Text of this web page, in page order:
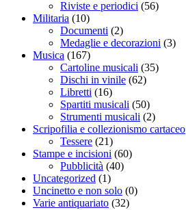
Riviste e periodici (56)
Militaria (10)
Documenti (2)
Medaglie e decorazioni (3)
Musica (167)
Cartoline musicali (35)
Dischi in vinile (62)
Libretti (16)
Spartiti musicali (50)
Strumenti musicali (2)
Scripofilia e collezionismo cartaceo
Tessere (21)
Stampe e incisioni (60)
Pubblicità (40)
Uncategorized (1)
Uncinetto e non solo (0)
Varie antiquariato (32)